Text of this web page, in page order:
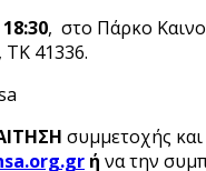
18:30, στο Πάρκο
ΤΚ 41336.
συμμετοχής
.org.gr ή να την